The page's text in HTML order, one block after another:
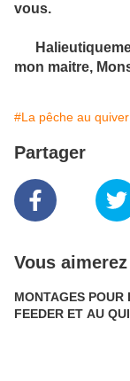
vous.
mon maitre,
#La pêche au
Partager
Vous
MONTAGES POUR
FEEDER ET AU